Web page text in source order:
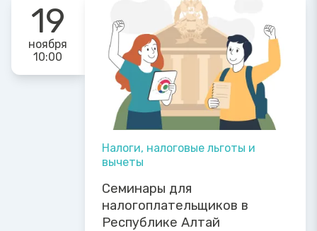
19
ноября
10:00
Налоги, налоговые льготы и
вычеты
Семинары для
налогоплательщиков в
Республике Алтай